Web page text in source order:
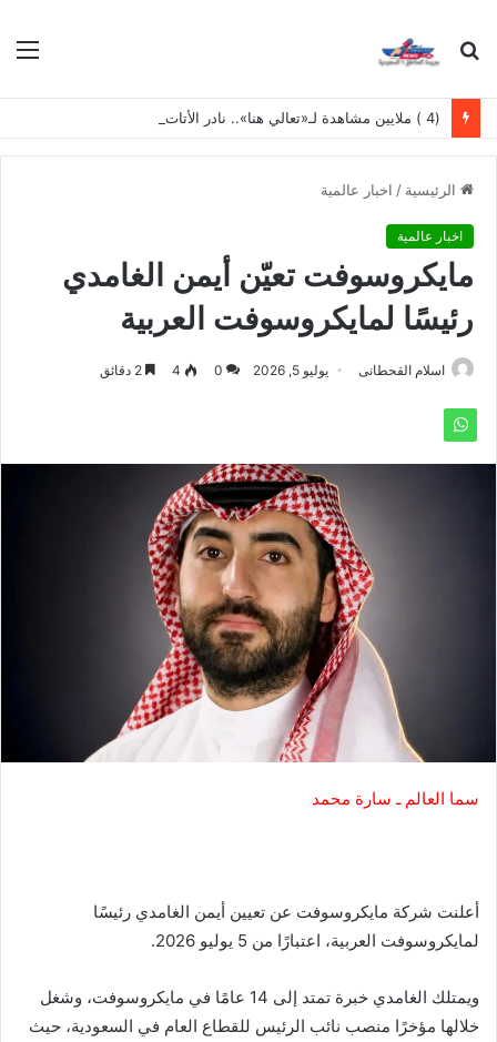
بحث
الرئيسية / اخبار عالمية
اخبار عالمية
مايكروسوفت تعيّن أيمن الغامدي
رئيسًا لمايكروسوفت العربية
اسلام القحطانى يوليو 5, 2026 0
4
سما العالم ـ سارة محمد
أعلنت شركة مايكروسوفت عن تعيين أيمن الغامدي رئيسًا
لمايكروسوفت العربية، اعتبارًا من 5 يوليو 2026.
ويمتلك الغامدي خبرة تمتد إلى 14 عامًا في مايكروسوفت، وشغل
خلالها مؤخرًا منصب نائب الرئيس للقطاع العام في السعودية، حيث